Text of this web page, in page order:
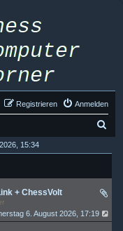
Anmelden
Registrieren
15:34
+ ChessVolt
6. August 2026, 17:19